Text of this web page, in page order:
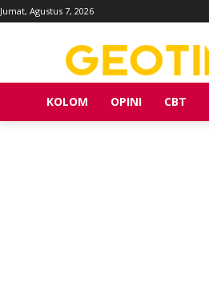
Jumat, Agustus 7, 2026
KOLOM OPINI CBT